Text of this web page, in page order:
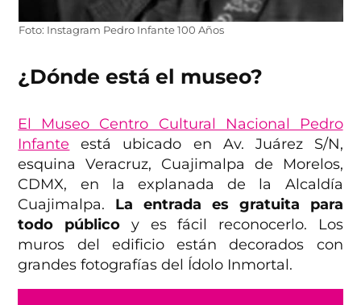
Foto: Instagram Pedro Infante 100 Años
¿Dónde está el museo?
El Museo Centro Cultural Nacional Pedro
Infante está ubicado en Av. Juárez S/N,
esquina Veracruz, Cuajimalpa de Morelos,
CDMX, en la explanada de la Alcaldía
Cuajimalpa. La entrada es gratuita para
todo público y es fácil reconocerlo. Los
muros del edificio están decorados con
grandes fotografías del Ídolo Inmortal.